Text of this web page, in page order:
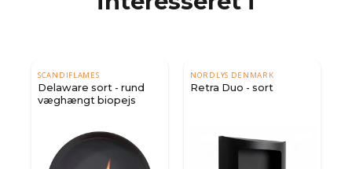
SCANDIFLAMES
Delaware sort - rund
væghængt biopejs
NORDLYS DENMARK
Retra Duo - sort